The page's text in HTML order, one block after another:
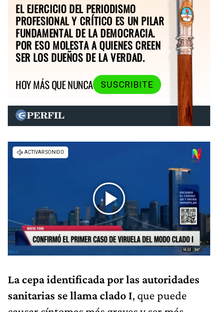
EL EJERCICIO DEL PERIODISMO
PROFESIONAL Y CRÍTICO ES UN PILAR
FUNDAMENTAL DE LA DEMOCRACIA.
POR ESO MOLESTA A QUIENES CREEN
SER LOS DUEÑOS DE LA VERDAD.
HOY MÁS QUE NUNCA
SUSCRIBITE
La cepa identificada por las autoridades
sanitarias se llama clado I, que puede